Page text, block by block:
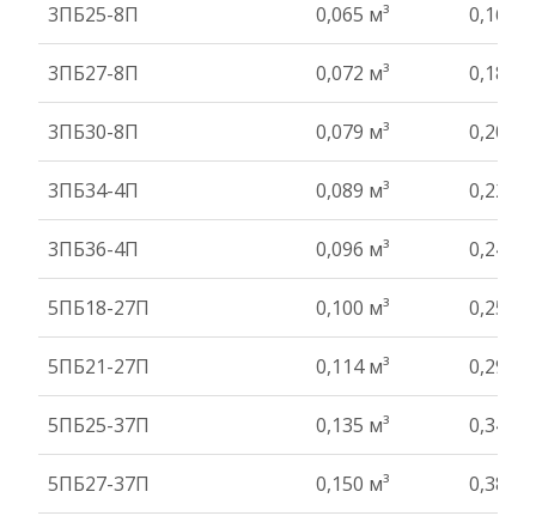
3ПБ25-8П 0,065 м³ 0,16 т
3ПБ27-8П 0,072 м³ 0,18 т
3ПБ30-8П 0,079 м³ 0,20 т
3ПБ34-4П 0,089 м³ 0,22 т
3ПБ36-4П 0,096 м³ 0,24 т
5ПБ18-27П 0,100 м³ 0,25 т
5ПБ21-27П 0,114 м³ 0,29 т
5ПБ25-37П 0,135 м³ 0,34 т
5ПБ27-37П 0,150 м³ 0,38 т